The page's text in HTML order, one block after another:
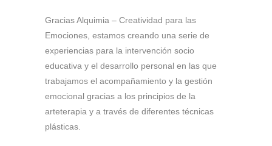
Gracias Alquimia – Creatividad para las
Emociones, estamos creando una serie de
experiencias para la intervención socio
educativa y el desarrollo personal en las que
trabajamos el acompañamiento y la gestión
emocional gracias a los principios de la
arteterapia y a través de diferentes técnicas
plásticas.